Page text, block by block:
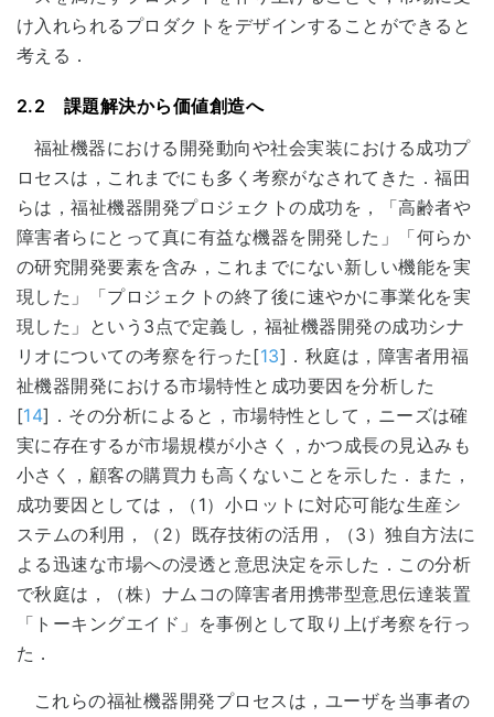
け入れられるプロダクトをデザインすることができると
考える．
2.2 課題解決から価値創造へ
福祉機器における開発動向や社会実装における成功プ
ロセスは，これまでにも多く考察がなされてきた．福田
らは，福祉機器開発プロジェクトの成功を，「高齢者や
障害者らにとって真に有益な機器を開発した」「何らか
の研究開発要素を含み，これまでにない新しい機能を実
現した」「プロジェクトの終了後に速やかに事業化を実
現した」という3点で定義し，福祉機器開発の成功シナ
リオについての考察を行った[13]．秋庭は，障害者用福
祉機器開発における市場特性と成功要因を分析した
[14]．その分析によると，市場特性として，ニーズは確
実に存在するが市場規模が小さく，かつ成長の見込みも
小さく，顧客の購買力も高くないことを示した．また，
成功要因としては，（1）小ロットに対応可能な生産シ
ステムの利用，（2）既存技術の活用，（3）独自方法に
よる迅速な市場への浸透と意思決定を示した．この分析
で秋庭は，（株）ナムコの障害者用携帯型意思伝達装置
「トーキングエイド」を事例として取り上げ考察を行っ
た．
これらの福祉機器開発プロセスは，ユーザを当事者の